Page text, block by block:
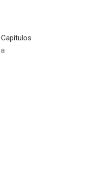
Capítulos
8